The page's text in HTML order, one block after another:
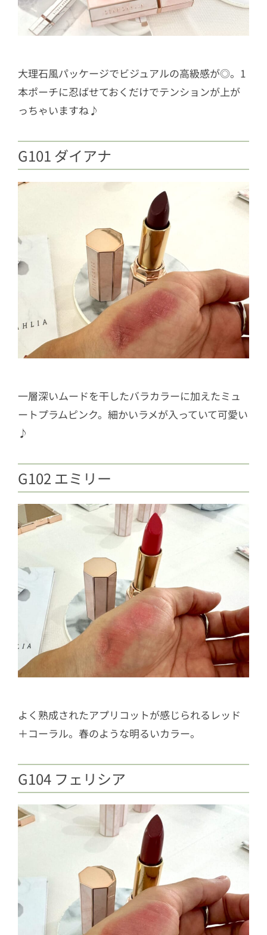
大理石風パッケージでビジュアルの高級感が◎。1
本ポーチに忍ばせておくだけでテンションが上が
っちゃいますね♪
G101 ダイアナ
一層深いムードを干したバラカラーに加えたミュ
ートプラムピンク。細かいラメが入っていて可愛い
♪
G102 エミリー
よく熟成されたアプリコットが感じられるレッド
＋コーラル。春のような明るいカラー。
G104 フェリシア